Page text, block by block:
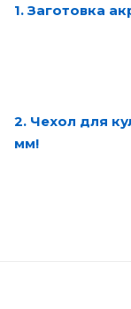
1. Заготовка
2. Чехол для
мм!